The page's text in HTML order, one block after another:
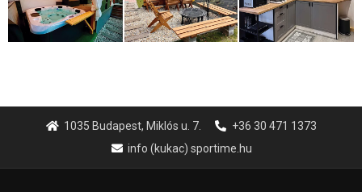
1035 Budapest, Miklós u. 7.
+36 30 471 1373
info (kukac) sportime.hu